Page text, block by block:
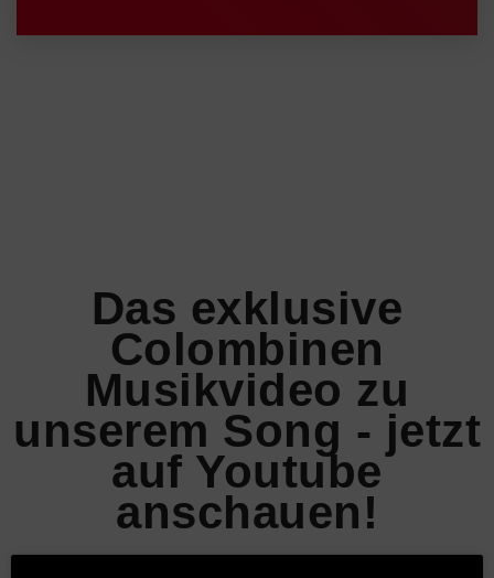
Das exklusive
Colombinen
Musikvideo zu
unserem Song - jetzt
auf Youtube
anschauen!